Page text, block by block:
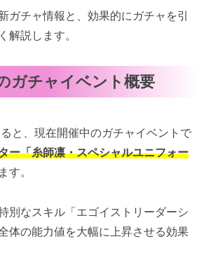
ガチャ情報と、効果的にガチャを引
解説します。
ガチャイベント概要
と、現在開催中のガチャイベントで
ー「糸師凛・スペシャルユニフォー
す。
別なスキル「エゴイストリーダーシ
体の能力値を大幅に上昇させる効果